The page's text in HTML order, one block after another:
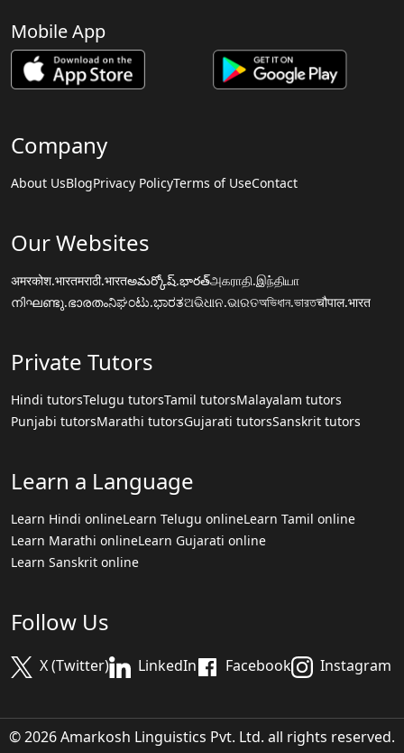
Mobile App
Company
About UsBlogPrivacy PolicyTerms of UseContact
Our Websites
अमरकोश.भारतमराठी.भारतఅమర్కోష్.భారత్அகராதி.இந்தியா
നിഘണ്ടു.ഭാരതംನಿಘಂಟು.ಭಾರತଅଭିଧାନ.ଭାରତঅভিধান.ভারতचौपाल.भारत
Private Tutors
Hindi tutorsTelugu tutorsTamil tutorsMalayalam tutors
Punjabi tutorsMarathi tutorsGujarati tutorsSanskrit tutors
Learn a Language
Learn Hindi onlineLearn Telugu onlineLearn Tamil online
Learn Marathi onlineLearn Gujarati online
Learn Sanskrit online
Follow Us
X (Twitter) LinkedIn Facebook Instagram
© 2026 Amarkosh Linguistics Pvt. Ltd. all rights reserved.